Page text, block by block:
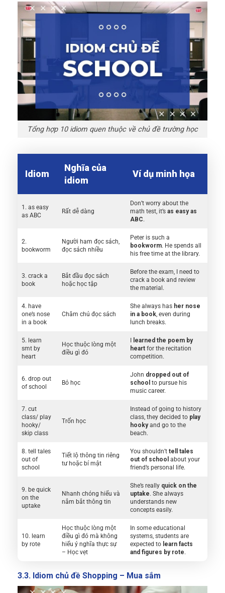
Tổng hợp 10 idiom quen thuộc về chủ đề trường học
Idiom
Nghĩa của
idiom
Ví dụ minh họa
1. as easy
as ABC
Rất dễ dàng
Don’t worry about the
math test, it’s as easy as
ABC.
2.
bookworm
Người ham đọc sách,
đọc sách nhiều
Peter is such a
bookworm. He spends all
his free time at the library.
3. crack a
book
Bắt đầu đọc sách
hoặc học tập
Before the exam, I need to
crack a book and review
the material.
4. have
one’s nose
in a book
Chăm chú đọc sách
She always has her nose
in a book, even during
lunch breaks.
5. learn
smt by
heart
Học thuộc lòng một
điều gì đó
learned the poem by
heart for the recitation
competition.
6. drop out
of school
Bỏ học
John dropped out of
school to pursue his
music career.
7. cut
class/ play
hooky/
skip class
Trốn học
Instead of going to history
class, they decided to play
hookyand go to the
beach.
8. tell tales
out of
school
Tiết lộ thông tin riêng
tư hoặc bí mật
You shouldn’t tell tales
out of school about your
friend’s personal life.
9. be quick
on the
uptake
Nhanh chóng hiểu và
nắm bắt thông tin
She’s really quick on the
uptake. She always
understands new
concepts easily.
10. learn
by rote
Học thuộc lòng một
điều gì đó mà không
hiểu ý nghĩa thực sự
– Học vẹt
In some educational
systems, students are
expected to learn facts
and figures by rote.
3.3. Idiom chủ đề Shopping – Mua sắm